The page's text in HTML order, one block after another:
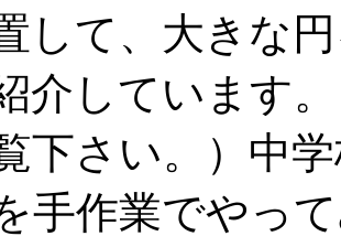
して、大きな
介しています
下さい。）中
手作業でやっ